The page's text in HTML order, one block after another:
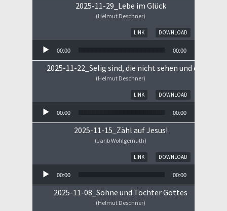
2025-11-29_Lebe im Glück
(Helmut Deschner)
DOWNLOAD
LINK
00:00 00:00
2025-11-22_Selig sind, die nicht sehen und doch
(Helmut Deschner)
DOWNLOAD
LINK
00:00 00:00
2025-11-15_Zähl auf Jesus!
(Jarib Wohlgemuth)
DOWNLOAD
LINK
00:00 00:00
2025-11-08_Söhne und Töchter Gottes
(Helmut Deschner)